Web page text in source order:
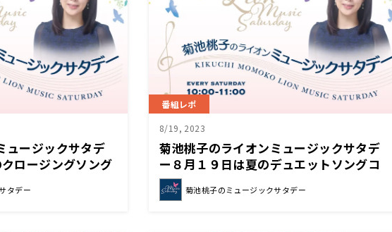
ュージックサタデ
ロージングソング
しました！
タデー
番組レポ
8/19, 2023
菊池桃子のライオンミュージックサタデ
ー８月１９日は夏のデュエットソングコ
レクションをお送りしました！
菊池桃子のミュージックサタデー